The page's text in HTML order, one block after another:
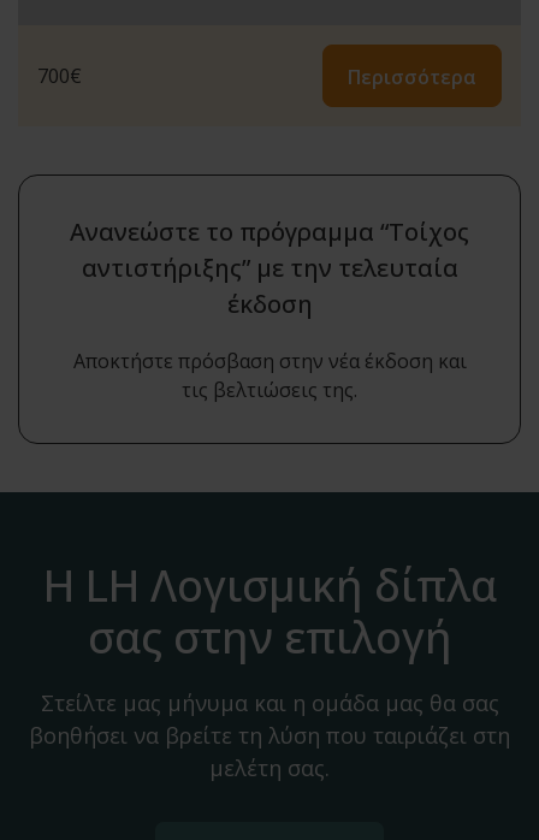
700€ Περισσότερα
Ανανεώστε το πρόγραμμα “Τοίχος
αντιστήριξης” με την τελευταία
έκδοση
Αποκτήστε πρόσβαση στην νέα έκδοση και
τις βελτιώσεις της.
Η LH Λογισμική δίπλα
σας στην επιλογή
Στείλτε μας μήνυμα και η ομάδα μας θα σας
βοηθήσει να βρείτε τη λύση που ταιριάζει στη
μελέτη σας.